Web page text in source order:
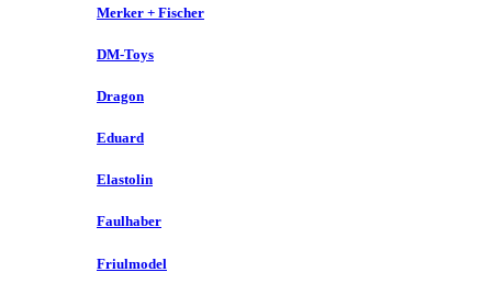
Merker + Fischer
DM-Toys
Dragon
Eduard
Elastolin
Faulhaber
Friulmodel